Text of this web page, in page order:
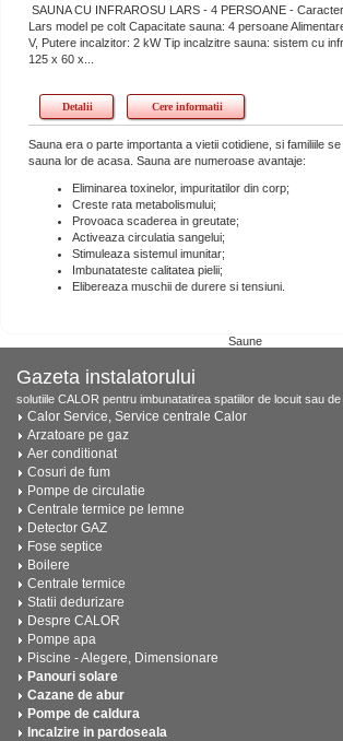
SAUNA CU INFRAROSU LARS - 4 PERSOANE -
Lars model pe colt Capacitate sauna: 4 persoane
V, Putere incalzitor: 2 kW Tip incalzitre sauna: sistem cu
125 x 60 x...
Detalii Cere informatii
Sauna era o parte importanta a vietii cotidiene, si familiile
sauna lor de acasa. Sauna are numeroase avantaje:
Eliminarea toxinelor, impuritatilor din corp;
Creste rata metabolismului;
Provoaca scaderea in greutate;
Activeaza circulatia sangelui;
Stimuleaza sistemul imunitar;
Imbunatateste calitatea pielii;
Elibereaza muschii de durere si tensiuni.
Saune
Gazeta instalatorului
solutiile CALOR pentru imbunatatirea spatiilor de locuit sau
Calor Service, Service centrale Calor
Arzatoare pe gaz
Aer conditionat
Cosuri de fum
Pompe de circulatie
Centrale termice pe lemne
Detector GAZ
Fose septice
Boilere
Centrale termice
Statii dedurizare
Despre CALOR
Pompe apa
Piscine - Alegere, Dimensionare
Panouri solare
Cazane de abur
Pompe de caldura
Incalzire in pardoseala